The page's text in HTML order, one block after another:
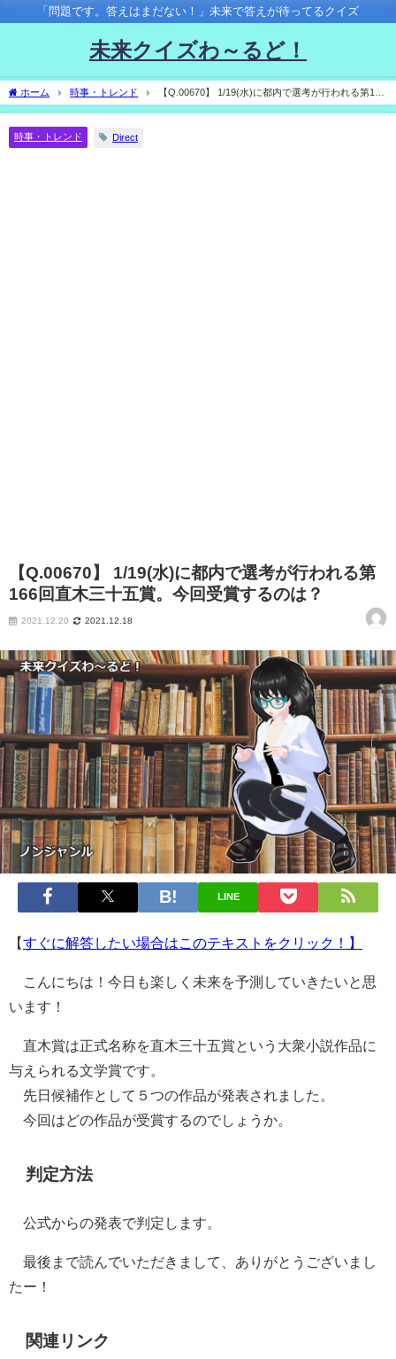
「問題です。答えはまだない！」未来で答えが待ってるクイズ
未来クイズわ～るど！
ホーム 時事・トレンド
【Q.00670】 1/19(水)に都内で選考が行われる第166
回直木三十五賞。今回受賞するのは？
時事・トレンド Direct
【Q.00670】 1/19(水)に都内で選考が行われる第
166回直木三十五賞。今回受賞するのは？
2021.12.20 2021.12.18
LINE
【すぐに解答したい場合はこのテキストをクリック！】
こんにちは！今日も楽しく未来を予測していきたいと思
います！
直木賞は正式名称を直木三十五賞という大衆小説作品に
与えられる文学賞です。
先日候補作として５つの作品が発表されました。
今回はどの作品が受賞するのでしょうか。
判定方法
公式からの発表で判定します。
最後まで読んでいただきまして、ありがとうございまし
たー！
関連リンク